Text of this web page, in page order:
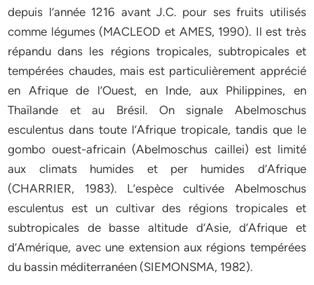
depuis l’année 1216 avant J.C. pour ses fruits utilisés
comme légumes (MACLEOD et AMES, 1990). Il est très
répandu dans les régions tropicales, subtropicales et
tempérées chaudes, mais est particulièrement apprécié
en Afrique de l’Ouest, en Inde, aux Philippines, en
Thaïlande et au Brésil. On signale Abelmoschus
esculentus dans toute l’Afrique tropicale, tandis que le
gombo ouest-africain (Abelmoschus caillei) est limité
aux climats humides et per humides d’Afrique
(CHARRIER, 1983). L’espèce cultivée Abelmoschus
esculentus est un cultivar des régions tropicales et
subtropicales de basse altitude d’Asie, d’Afrique et
d’Amérique, avec une extension aux régions tempérées
du bassin méditerranéen (SIEMONSMA, 1982).